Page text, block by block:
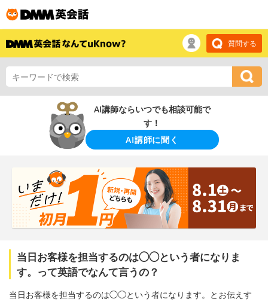
質問する
AI講師ならいつでも相談可能で
す！
AI講師に聞く
当日お客様を担当するのは◯◯という者になりま
す。って英語でなんて言うの？
当日お客様を担当するのは◯◯という者になります。とお伝えす